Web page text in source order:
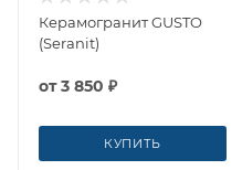
Керамогранит GUSTO
(Seranit)
от3 850 ₽
КУПИТЬ